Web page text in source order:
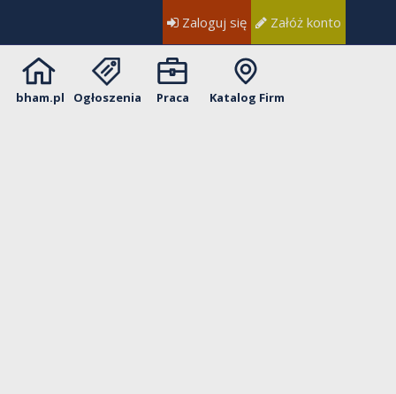
Zaloguj się Załóż konto
bham.pl Ogłoszenia Praca Katalog Firm